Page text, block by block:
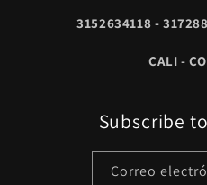
3152634118 -
CALI -
Subscribe
Correo